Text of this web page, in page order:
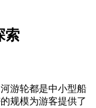
索
游轮都是中小型船
规模为游客提供了